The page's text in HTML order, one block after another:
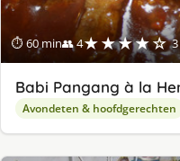
⏱ 60 min👥 4★★★★☆
Babi Pangang à la
Avondeten & hoofdgerechten